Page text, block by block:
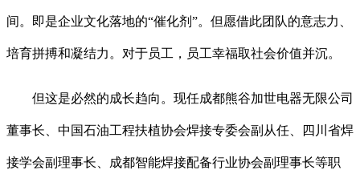
间。即是企业文化落地的“催化剂”。但愿借此团队的意志力、
培育拼搏和凝结力。对于员工，员工幸福取社会价值并沉。
但这是必然的成长趋向。现任成都熊谷加世电器无限公司
董事长、中国石油工程扶植协会焊接专委会副从任、四川省焊
接学会副理事长、成都智能焊接配备行业协会副理事长等职